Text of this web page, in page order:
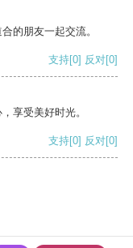
的朋友一起交流。
支持[0] 反对[0]
享受美好时光。
支持[0] 反对[0]